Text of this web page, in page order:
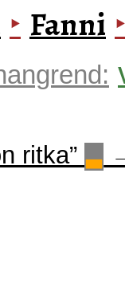
‣ Fanni ‣
ritka” ▃